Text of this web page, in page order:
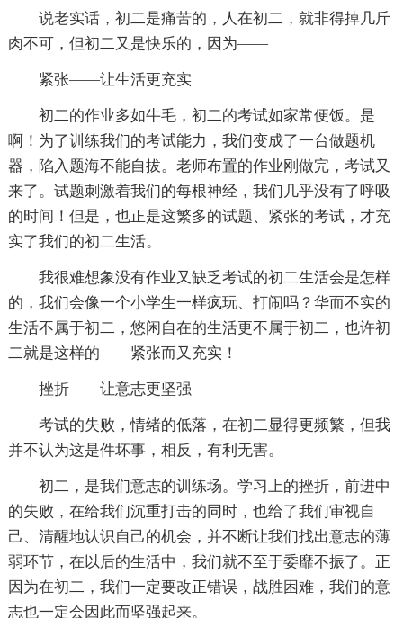
说老实话，初二是痛苦的，人在初二，就非得掉几斤
肉不可，但初二又是快乐的，因为——
紧张——让生活更充实
初二的作业多如牛毛，初二的考试如家常便饭。是
啊！为了训练我们的考试能力，我们变成了一台做题机
器，陷入题海不能自拔。老师布置的作业刚做完，考试又
来了。试题刺激着我们的每根神经，我们几乎没有了呼吸
的时间！但是，也正是这繁多的试题、紧张的考试，才充
实了我们的初二生活。
我很难想象没有作业又缺乏考试的初二生活会是怎样
的，我们会像一个小学生一样疯玩、打闹吗？华而不实的
生活不属于初二，悠闲自在的生活更不属于初二，也许初
二就是这样的——紧张而又充实！
挫折——让意志更坚强
考试的失败，情绪的低落，在初二显得更频繁，但我
并不认为这是件坏事，相反，有利无害。
初二，是我们意志的训练场。学习上的挫折，前进中
的失败，在给我们沉重打击的同时，也给了我们审视自
己、清醒地认识自己的机会，并不断让我们找出意志的薄
弱环节，在以后的生活中，我们就不至于委靡不振了。正
因为在初二，我们一定要改正错误，战胜困难，我们的意
志也一定会因此而坚强起来。